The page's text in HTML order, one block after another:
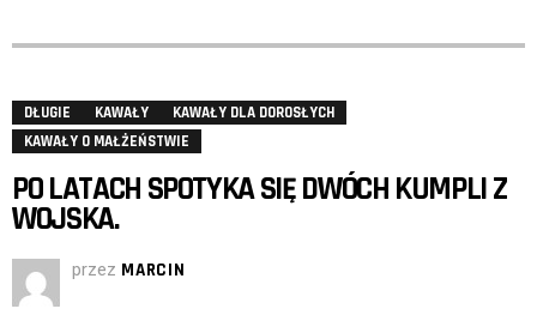
DŁUGIE KAWAŁY
KAWAŁY DLA DOROSŁYCH
KAWAŁY O MAŁŻEŃSTWIE
PO LATACH SPOTYKA SIĘ DWÓCH KUMPLI Z
WOJSKA.
przez MARCIN